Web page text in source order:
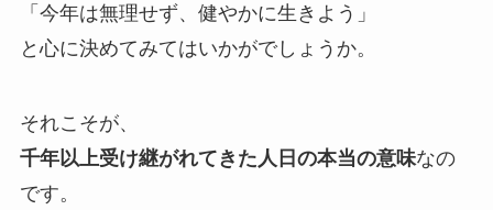
「今年は無理せず、健やかに生きよう」
と心に決めてみてはいかがでしょうか。
それこそが、
千年以上受け継がれてきた人日の本当の意味なの
です。